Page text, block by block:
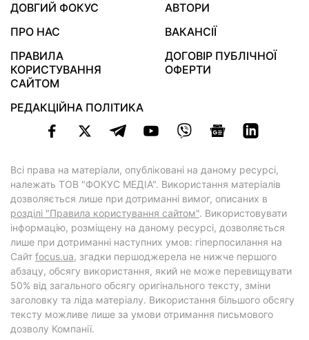
ДОВГИЙ ФОКУС
АВТОРИ
ПРО НАС
ВАКАНСІЇ
ПРАВИЛА
КОРИСТУВАННЯ
САЙТОМ
ДОГОВІР ПУБЛІЧНОЇ
ОФЕРТИ
РЕДАКЦІЙНА ПОЛІТИКА
Всі права на матеріали, опубліковані на даному ресурсі,
належать ТОВ "ФОКУС МЕДІА". Використання матеріалів
дозволяється лише при дотриманні вимог, описаних в
розділі "Правила користування сайтом". Використовувати
інформацію, розміщену на даному ресурсі, дозволяється
лише при дотриманні наступних умов: гіперпосилання на
Cайт focus.ua, згадки першоджерела не нижче першого
абзацу, обсягу використання, який не може перевищувати
50% від загального обсягу оригінального тексту, зміни
заголовку та ліда матеріалу. Використання більшого обсягу
тексту можливе лише за умови отримання письмового
дозволу Компанії.